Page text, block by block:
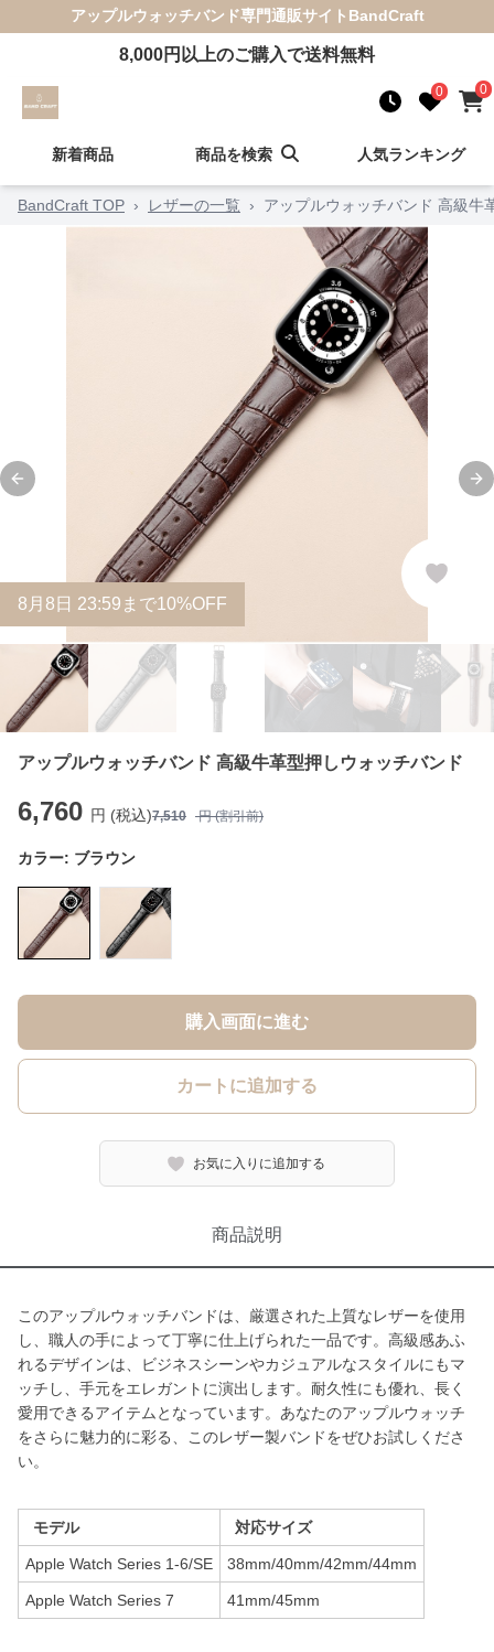
アップルウォッチバンド専門通販サイト BandCraft
8,000円以上のご購入で送料無料
0 0
新着商品 商品を検索 人気ランキング
BandCraft TOP › レザーの一覧 › アップルウォッチバンド 高級牛
Previous slide
8 月 8 日 23:59まで10%OFF
アップルウォッチバンド 高級牛革型押しウォッチバンド
6,760 円 (税込)7,510 円 (割引前)
カラー: ブラウン
購入画面に進む
カートに追加する
お気に入りに追加する
商品説明
このアップルウォッチバンドは、厳選された上質なレザーを使用
し、職人の手によって丁寧に仕上げられた一品です。高級感あふ
れるデザインは、ビジネスシーンやカジュアルなスタイルにもマ
ッチし、手元をエレガントに演出します。耐久性にも優れ、長く
愛用できるアイテムとなっています。あなたのアップルウォッチ
をさらに魅力的に彩る、このレザー製バンドをぜひお試しくださ
い。
モデル 対応サイズ
Apple Watch Series 1-6/SE 38mm/40mm/42mm/44mm
Apple Watch Series 7 41mm/45mm